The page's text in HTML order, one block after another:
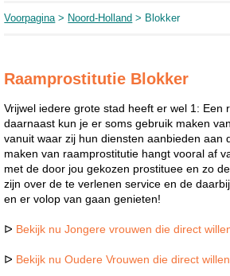
Voorpagina> Noord-Holland > Blokker
Raamprostitutie Blokker
Vrijwel iedere grote stad heeft er wel 1:
daarnaast kun je er soms gebruik maken
vanuit waar zij hun diensten aanbieden aan
maken van raamprostitutie hangt vooral af
met de door jou gekozen prostituee en zo
zijn over de te verlenen service en de
en er volop van gaan genieten!
ᐅ Bekijk nu Jongere vrouwen die direct
ᐅ Bekijk nu Oudere Vrouwen die direct